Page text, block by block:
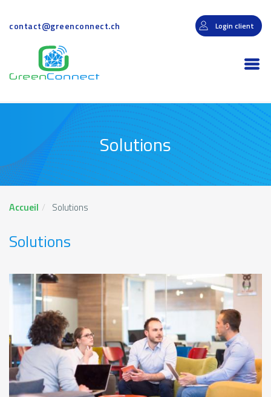
contenu
contact@greenconnect.ch Login client
Solutions
Accueil Solutions
Solutions